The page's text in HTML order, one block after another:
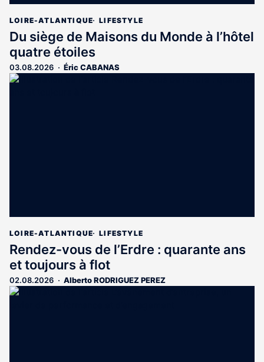
LOIRE-ATLANTIQUE LIFESTYLE
Du siège de Maisons du Monde à l’hôtel
quatre étoiles
03.08.2026 Éric CABANAS
LOIRE-ATLANTIQUE LIFESTYLE
Rendez-vous de l’Erdre : quarante ans
et toujours à flot
02.08.2026 Alberto RODRIGUEZ PEREZ